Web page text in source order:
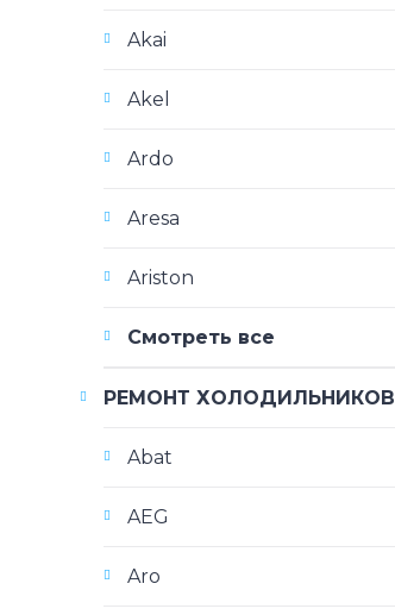
Akai
Akel
Ardo
Aresa
Ariston
Смотреть все
РЕМОНТ ХОЛОДИЛЬНИКОВ
Abat
AEG
Aro